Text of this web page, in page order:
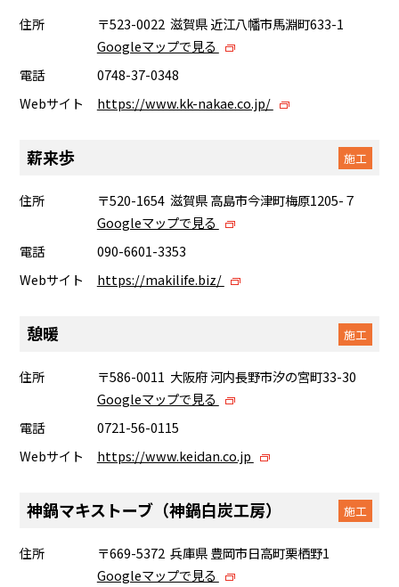
住所
〒523-0022 滋賀県 近江八幡市馬淵町633-1
Googleマップで見る
電話
0748-37-0348
Webサイト
https://www.kk-nakae.co.jp/
薪来歩 施工
住所
〒520-1654 滋賀県 高島市今津町梅原1205-７
Googleマップで見る
電話
090-6601-3353
Webサイト
https://makilife.biz/
憩暖 施工
住所
〒586-0011 大阪府 河内長野市汐の宮町33-30
Googleマップで見る
電話
0721-56-0115
Webサイト
https://www.keidan.co.jp
神鍋マキストーブ（神鍋白炭工房） 施工
住所
〒669-5372 兵庫県 豊岡市日高町栗栖野1
Googleマップで見る